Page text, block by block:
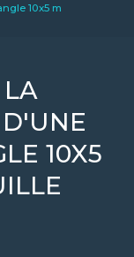
10x5 m
10X5